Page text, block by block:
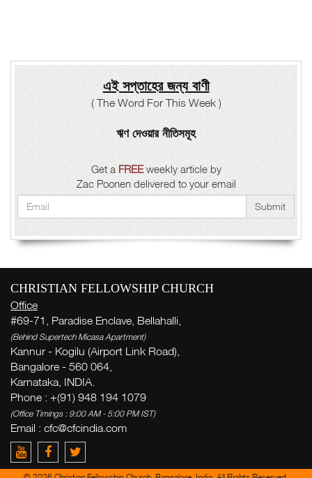
এই সপ্তাহের জন্য বাণী
( The Word For This Week )
ঋণ দেওয়ার নীতিসমূহ
Get a FREEweekly article by
Zac Poonen delivered to your email
Submit
CHRISTIAN FELLOWSHIP CHURCH
Office
#69-71, Paradise Enclave, Bellahalli,
(Behind Supertech Micasa Apartment)
Kannur - Kogilu (Airport Link Road),
Bangalore - 560 064,
Karnataka, INDIA.
Phone : +(91) 948 194 1079
(Office Timings : 9:00 AM - 5:00 PM IST)
Email : cfc@cfcindia.com